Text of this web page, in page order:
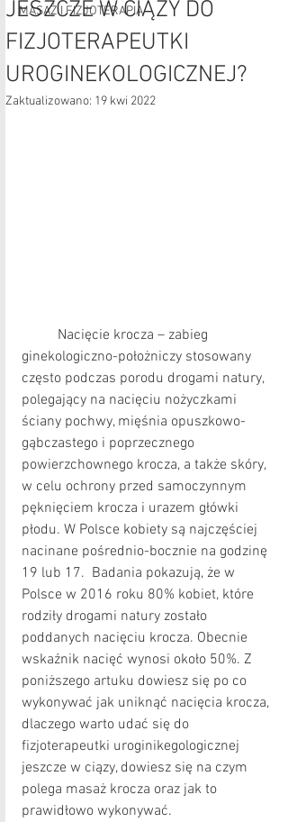
MASAŻ I FIZJOTERAPIA
JESZCZE W CIĄŻY DO
FIZJOTERAPEUTKI
UROGINEKOLOGICZNEJ?
Zaktualizowano: 19 kwi 2022
ginekologiczno-położniczy stosowany
często podczas porodu drogami natury,
polegający na nacięciu nożyczkami
ściany pochwy, mięśnia opuszkowo-
gąbczastego i poprzecznego
powierzchownego krocza, a także skóry,
w celu ochrony przed samoczynnym
pęknięciem krocza i urazem główki
płodu. W Polsce kobiety są najczęściej
nacinane pośrednio-bocznie na godzinę
19 lub 17.  Badania pokazują, że w
Polsce w 2016 roku 80% kobiet, które
rodziły drogami natury zostało
poddanych nacięciu krocza. Obecnie
wskaźnik nacięć wynosi około 50%. Z
poniższego artuku dowiesz się po co
wykonywać jak uniknąć nacięcia krocza,
dlaczego warto udać się do
fizjoterapeutki uroginikegologicznej
jeszcze w ciązy, dowiesz się na czym
polega masaż krocza oraz jak to
prawidłowo wykonywać.